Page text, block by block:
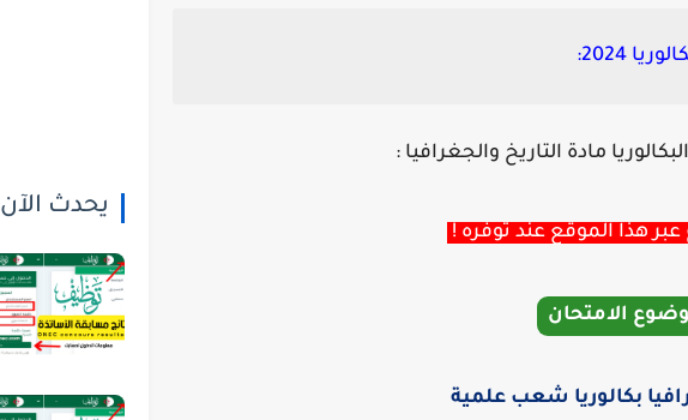
2024:
مادة التاريخ والجغرافيا :
هذا الموقع عند توفره !
الامتحان
يحدث الآن